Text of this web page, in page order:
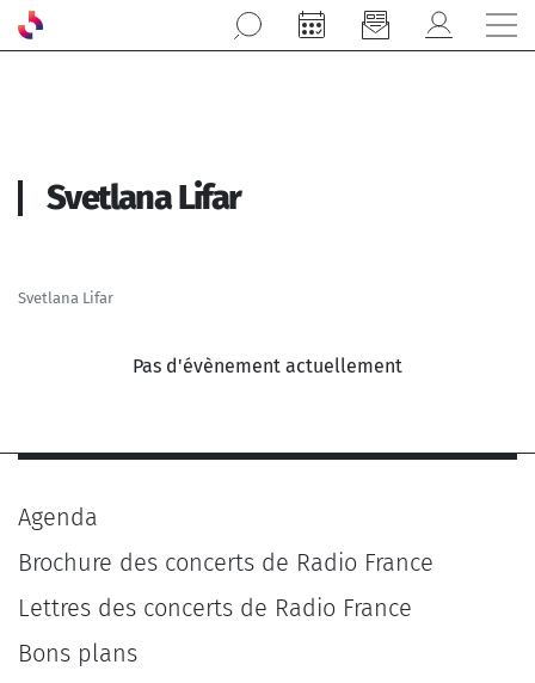
Aller au contenu principal
Svetlana Lifar
Svetlana Lifar
Pas d'évènement actuellement
Agenda
Brochure des concerts de Radio France
Lettres des concerts de Radio France
Bons plans